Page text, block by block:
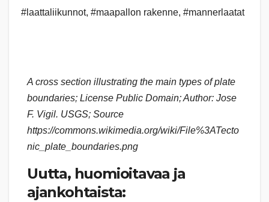
#laattaliikunnot, #maapallon rakenne, #mannerlaatat
A cross section illustrating the main types of plate
boundaries; License Public Domain; Author: Jose
F. Vigil. USGS; Source
https://commons.wikimedia.org/wiki/File%3ATecto
nic_plate_boundaries.png
Uutta, huomioitavaa ja
ajankohtaista: